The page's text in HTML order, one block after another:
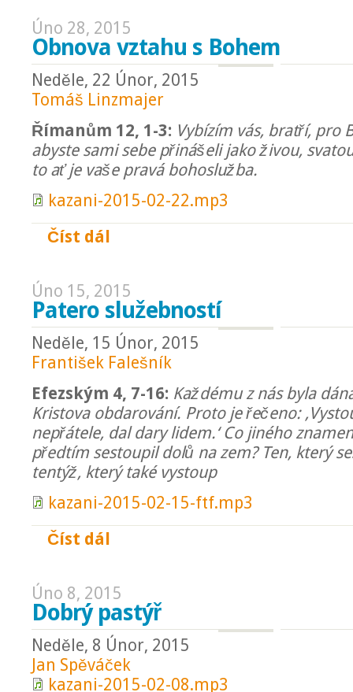
Úno 28, 2015
Obnova vztahu s Bohem
Neděle, 22 Únor, 2015
Tomáš Linzmajer
Římanům 12, 1-3: Vybízím vás, bratří, pro
abyste sami sebe přinášeli jako živou,
to ať je vaše pravá bohoslužba.
kazani-2015-02-22.mp3
Číst dál
Úno 15, 2015
Patero služebností
Neděle, 15 Únor, 2015
František Falešník
Efezským 4, 7-16: Každému z nás byla
Kristova obdarování. Proto je řečeno:
nepřátele, dal dary lidem.‘ Co jiného
předtím sestoupil dolů na zem? Ten, který
tentýž, který také vystoup
kazani-2015-02-15-ftf.mp3
Číst dál
Úno 8, 2015
Dobrý pastýř
Neděle, 8 Únor, 2015
Jan Spěváček
kazani-2015-02-08.mp3